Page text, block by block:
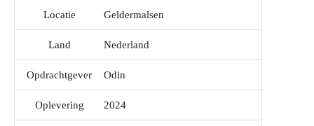
Locatie Geldermalsen
Land Nederland
Opdrachtgever Odin
Oplevering 2024